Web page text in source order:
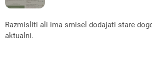
Razmisliti ali ima smisel dodajati stare
aktualni.